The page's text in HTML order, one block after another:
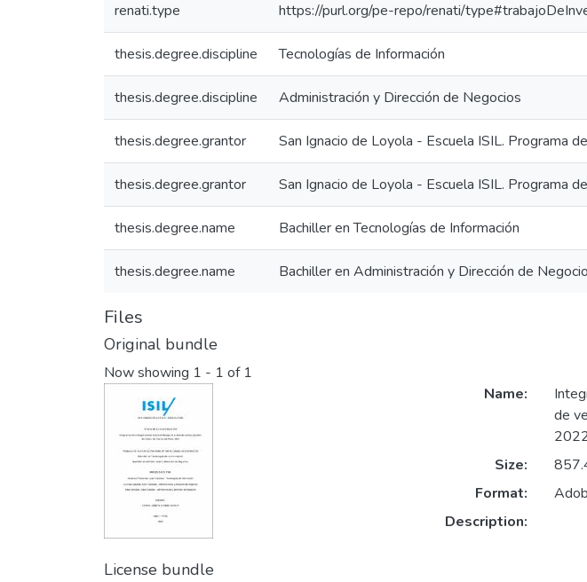
renati.type https://purl.org/pe-repo/renati/
thesis.degree.discipline Tecnologías de Información
thesis.degree.discipline Administración y Dirección de Negocios
thesis.degree.grantor San Ignacio de Loyola - Escuela ISIL. Programa
thesis.degree.grantor San Ignacio de Loyola - Escuela ISIL. Programa
thesis.degree.name Bachiller en Tecnologías de Información
thesis.degree.name Bachiller en Administración y Dirección de
Files
Original bundle
Now showing 1 - 1 of 1
Name:
de
Size:
Format:
Description:
License bundle